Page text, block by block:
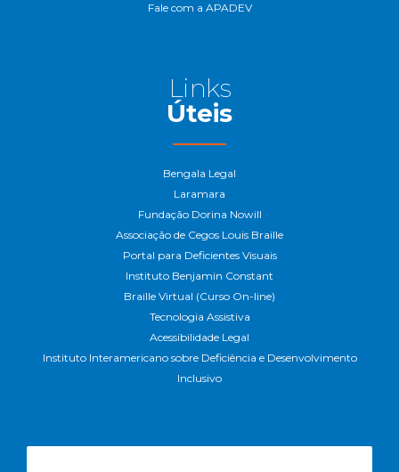
Fale com a APADEV
Links
Úteis
Bengala Legal
Laramara
Fundação Dorina Nowill
Associação de Cegos Louis Braille
Portal para Deficientes Visuais
Instituto Benjamin Constant
Braille Virtual (Curso On-line)
Tecnologia Assistiva
Acessibilidade Legal
Instituto Interamericano sobre Deficiência e Desenvolvimento
Inclusivo